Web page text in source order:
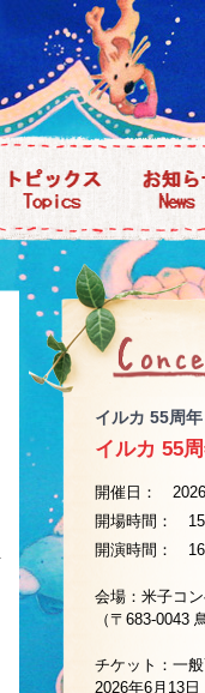
イルカ 55周
イルカ 55
開催日：
開場時間：
開演時間：
会場：米子コ
（〒683-0043
チケット：一
2026年6月13